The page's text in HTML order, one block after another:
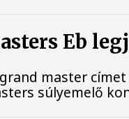
Eb
master
súlyemelő